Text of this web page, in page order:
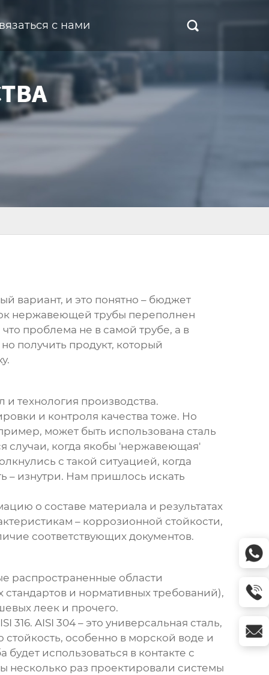
с нами 
вариант, и это понятно – бюджет
нержавеющей трубы переполнен
проблема не в самой трубе, а в
получить продукт, который
технология производства.
и контроля качества тоже. Но
может быть использована сталь
случаи, когда якобы 'нержавеющая'
с такой ситуацией, когда
– изнутри. Нам пришлось искать
о составе материала и результатах
– коррозионной стойкости,
соответствующих документов.
распространенные области
и нормативных требований),
леек и прочего.
AISI 304 – это универсальная сталь,
особенно в морской воде и
использоваться в контакте с
несколько раз проектировали системы